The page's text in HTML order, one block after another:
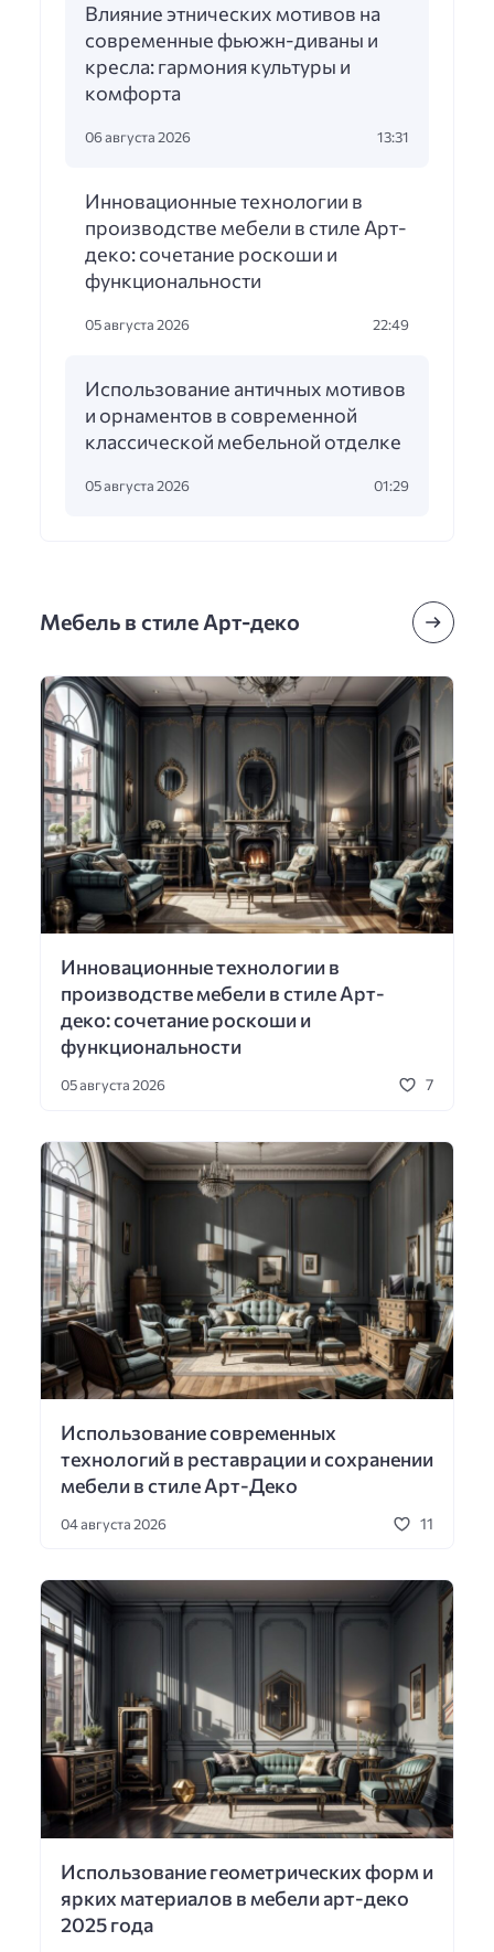
Влияние этнических мотивов на
современные фьюжн-диваны и
кресла: гармония культуры и
комфорта
06 августа 2026 13:31
Инновационные технологии в
производстве мебели в стиле Арт-
деко: сочетание роскоши и
функциональности
05 августа 2026 22:49
Использование античных мотивов
и орнаментов в современной
классической мебельной отделке
05 августа 2026 01:29
Мебель в стиле Арт-деко
Инновационные технологии в
производстве мебели в стиле Арт-
деко: сочетание роскоши и
функциональности
05 августа 2026 7
Использование современных
технологий в реставрации и сохранении
мебели в стиле Арт-Деко
04 августа 2026 11
Использование геометрических форм и
ярких материалов в мебели арт-деко
2025 года